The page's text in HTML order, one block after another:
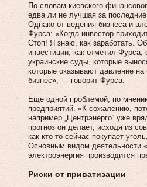
По словам киевского
едва ли не лучшая за
Однако от ведения бизнеса и
Фурса: «Когда инвестор
Стоп! Я знаю, как заработать.
инвестиции, как отметил
украинские суды, которые
которые оказывают давление
бизнес», — говорит Фурса.
Еще одной проблемой, по
предприятий. «К сожалению,
например „Центрэнерго“ уже
прогноз он делает, исходя из
как кто-то сейчас покупает
Основным видом деятельности
электроэнергия производится
Риски от приватизации